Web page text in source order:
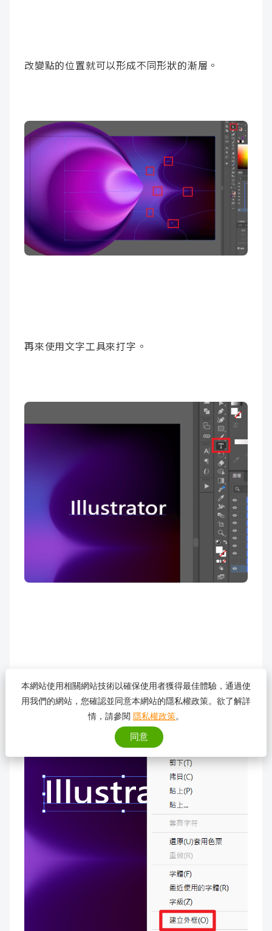
改變點的位置就可以形成不同形狀的漸層。
再來使用文字工具來打字。
本網站使用相關網站技術以確保使用者獲得最佳體驗，通過使
用我們的網站，您確認並同意本網站的隱私權政策。欲了解詳
情，請參閱 隱私權政策。
同意